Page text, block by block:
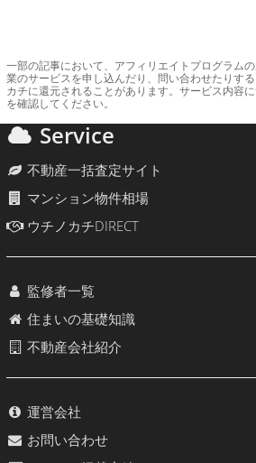
一部の記事において、アフィリエイトプログラム
業のサービスを申し込んだり、問い合わせたりす
カチに還元されることがあります。サービス内容
を確認してください。
Service
不動産一括査定サイト
マンション物件相場
ウチノカチDIRECT
監修者一覧
住まいの基礎知識
不動産会社紹介
運営会社
お問い合わせ